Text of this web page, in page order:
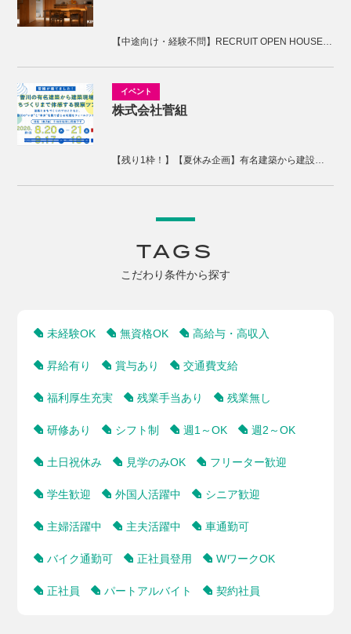
【中途向け・経験不問】RECRUIT OPEN HOUSE開催！木の香の家の家づくりを体感しませんか。
株式会社菅組
【残り1枠！】【夏休み企画】有名建築から建設現場、まちづくりまで体感する2days視察ツアー
TAGS
こだわり条件から探す
未経験OK 無資格OK 高給与・高収入
昇給有り 賞与あり 交通費支給
福利厚生充実 残業手当あり 残業無し
研修あり シフト制 週1～OK 週2～OK
土日祝休み 見学のみOK フリーター歓迎
学生歓迎 外国人活躍中 シニア歓迎
主婦活躍中 主夫活躍中 車通勤可
バイク通勤可 正社員登用 WワークOK
正社員 パートアルバイト 契約社員